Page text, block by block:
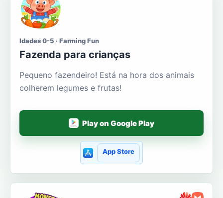
Idades 0-5 · Farming Fun
Fazenda para crianças
Pequeno fazendeiro! Está na hora dos animais
colherem legumes e frutas!
Play on Google Play
App Store